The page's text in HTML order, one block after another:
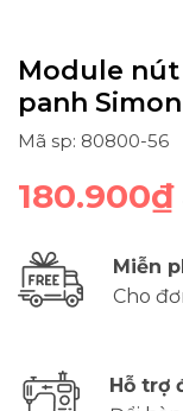
Module
panh
Mã sp: 80800-56
180.900₫
Miễn
Cho
Hỗ trợ